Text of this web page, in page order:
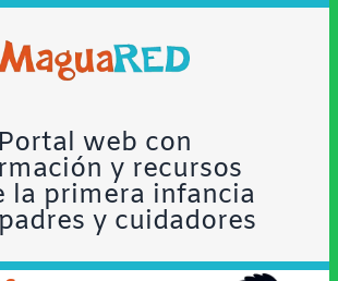
Portal web con
y recursos
la primera infancia
y cuidadores